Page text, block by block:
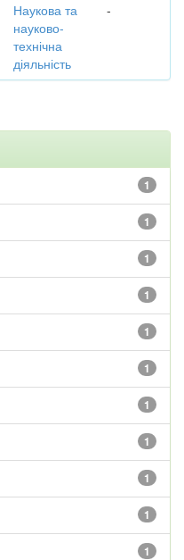
Наукова та
науково-
технічна
діяльність
-
1
1
1
1
1
1
1
1
1
1
1